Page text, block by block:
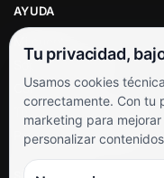
AYUDA
Soporte al cliente
Contacto
Términos y condiciones
Preguntas frecuentes
SÍGUENOS
Tu privacidad,
Usamos cookies
correctamente. Con tu
marketing para
personalizar